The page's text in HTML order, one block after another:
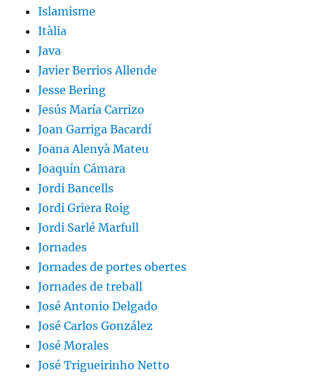
Islamisme
Itàlia
Java
Javier Berrios Allende
Jesse Bering
Jesús María Carrizo
Joan Garriga Bacardí
Joana Alenyà Mateu
Joaquín Cámara
Jordi Bancells
Jordi Griera Roig
Jordi Sarlé Marfull
Jornades
Jornades de portes obertes
Jornades de treball
José Antonio Delgado
José Carlos González
José Morales
José Trigueirinho Netto